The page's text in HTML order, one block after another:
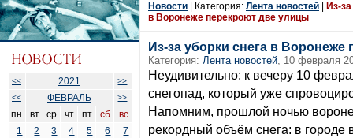
<< 2021
>>
<<
ФЕВРАЛЬ >>
пн вт ср чт пт сб
вс
1
2 3 4 5 6
7
Новости | Категория: Лента новостей
Из-
в Воронеже перекроют две улицы
Из-за уборки снега в
Категория: Лента новостей, 10 февраля
Неудивительно: к вечеру 10
снегопад, который уже
Напомним, прошлой ночью
рекордный объём снега: в городе